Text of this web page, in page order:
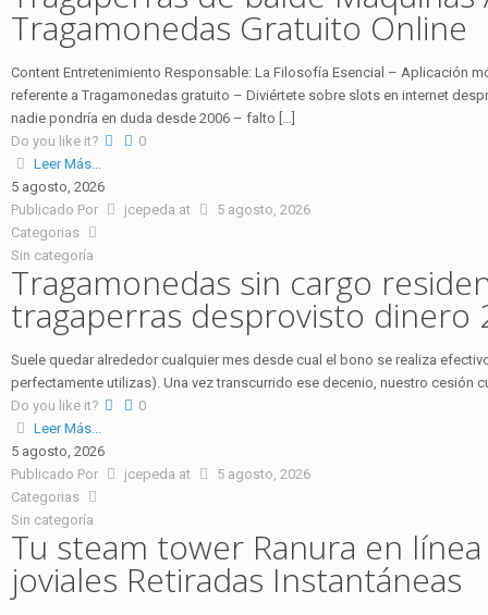
Tragamonedas Gratuito Online
Content Entretenimiento Responsable: La Filosofía Esencial – Aplicación
referente a Tragamonedas gratuito – Diviértete sobre slots en internet
nadie pondrí­a en duda desde 2006 – falto […]
Do you like it?
0
Leer Más...
5 agosto, 2026
Publicado Por
jcepeda at
5 agosto, 2026
Categorias
Sin categoría
Tragamonedas sin cargo
tragaperras desprovisto dinero
Suele quedar alrededor cualquier mes desde cual el bono se realiza
perfectamente utilizas). Una vez transcurrido ese decenio, nuestro cesión
Do you like it?
0
Leer Más...
5 agosto, 2026
Publicado Por
jcepeda at
5 agosto, 2026
Categorias
Sin categoría
Tu steam tower Ranura en
joviales Retiradas Instantáneas